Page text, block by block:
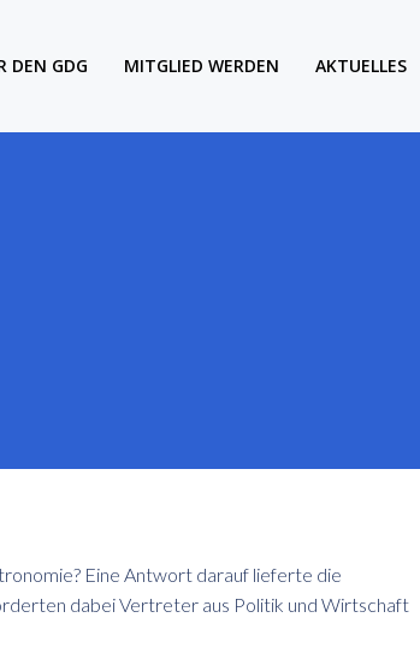
DEN GDG MITGLIED WERDEN AKTUELLES
Eine Antwort darauf lieferte die
dabei Vertreter aus Politik und Wirtschaft